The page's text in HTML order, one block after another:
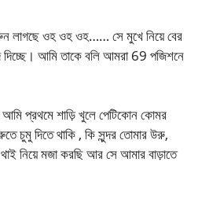
ওহ ওহ ওহ…… সে মুখে নিয়ে বের
দিচ্ছে। আমি তাকে বলি আমরা 69 পজিশনে
আমি প্রথমে শাড়ি খুলে পেটিকোন কোমর
চুমু দিতে থাকি , কি সুন্দর তোমার উরু,
নিয়ে মজা করছি আর সে আমার বাড়াতে